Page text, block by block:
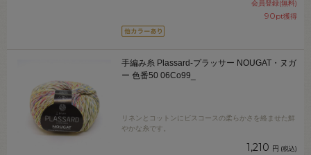
会員登録(無料)
90pt獲得
手編み糸 Plassard-プラッサー NOUGAT・ヌガ
ー 色番50 06Co99_
リネンとコットンにビスコースの柔らかさを絡ませた鮮
やかな糸です。
1,210 円 (税込)